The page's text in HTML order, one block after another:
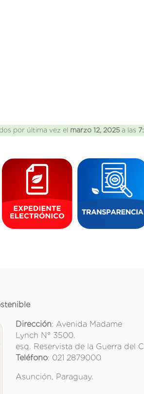
por última vez el marzo 12, 2025 a las
Dirección: Avenida Madame
Lynch N° 3500.
esq. Reservista de la Guerra del
Teléfono: 021 2879000
Asunción, Paraguay.